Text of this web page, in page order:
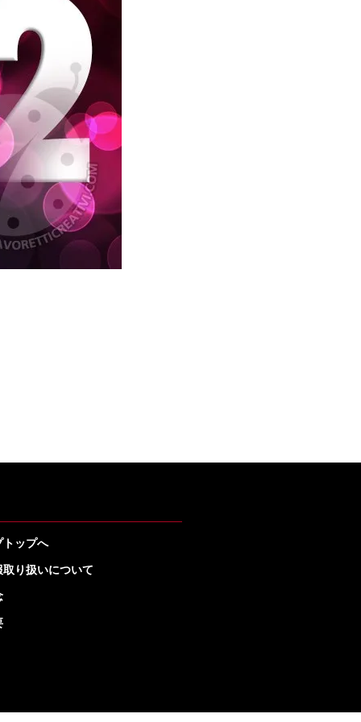
トップへ
取り扱いについて